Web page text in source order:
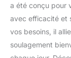
a été conçu pour
avec efficacité et
vos besoins, il
soulagement